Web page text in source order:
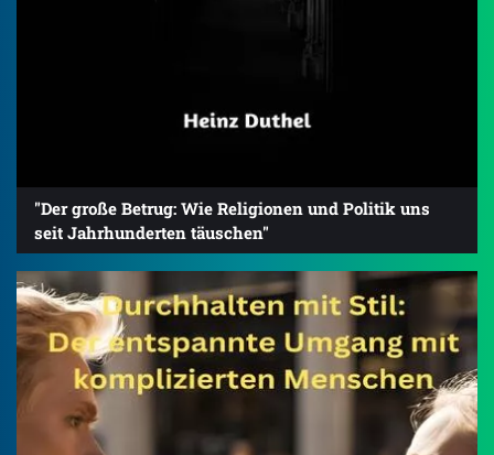
"Der große Betrug: Wie Religionen und Politik uns
seit Jahrhunderten täuschen"